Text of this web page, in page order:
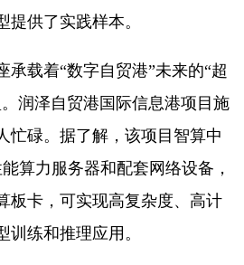
提供了实践样本。
载着“数字自贸港”未来的“超
润泽自贸港国际信息港项目施
忙碌。据了解，该项目智算中
算力服务器和配套网络设备，
板卡，可实现高复杂度、高计
练和推理应用。